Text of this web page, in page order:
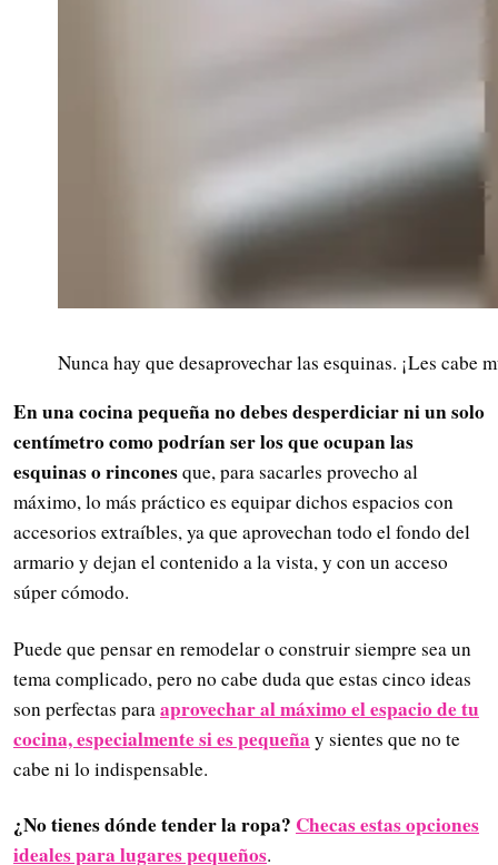
Nunca hay que desaprovechar las esquinas. ¡Les
En una cocina pequeña no debes desperdiciar ni un solo
centímetro como podrían ser los que ocupan las
esquinas o rinconesque, para sacarles provecho al
máximo, lo más práctico es equipar dichos espacios con
accesorios extraíbles, ya que aprovechan todo el fondo del
armario y dejan el contenido a la vista, y con un acceso
súper cómodo.
Puede que pensar en remodelar o construir siempre sea un
tema complicado, pero no cabe duda que estas cinco ideas
son perfectas paraaprovechar al máximo el espacio de tu
cocina, especialmente si es pequeña y sientes que no te
cabe ni lo indispensable.
¿No tienes dónde tender la ropa? Checas estas opciones
ideales para lugares pequeños.